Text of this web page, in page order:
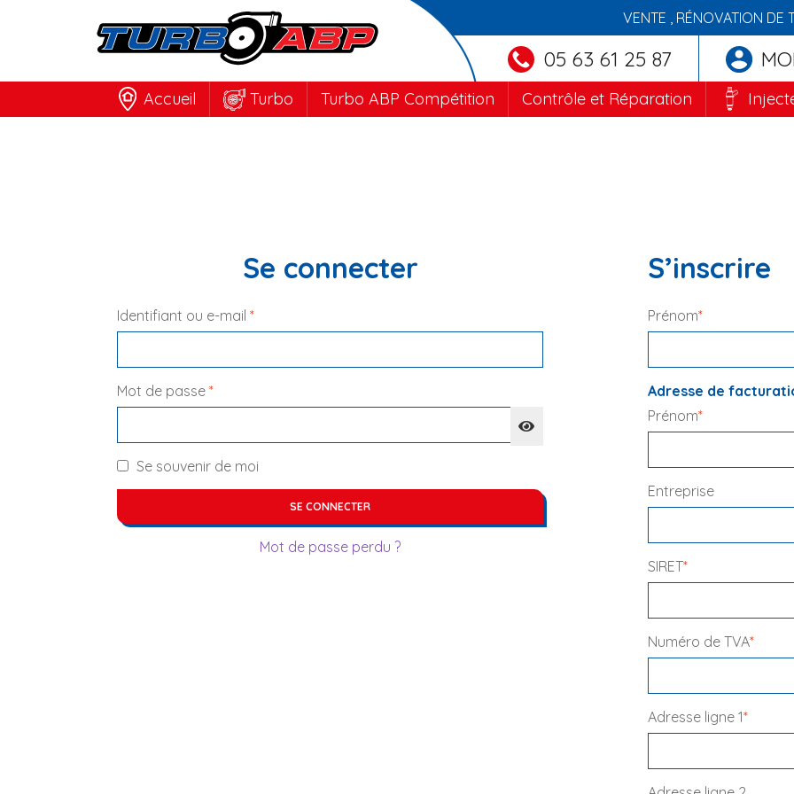
VENTE , RÉNOVATION DE
05 63 61 25 87
Accueil Turbo Turbo ABP Compétition Contrôle et Réparation
Se connecter
Identifiant ou e-mail *
Mot de passe *
Se souvenir de moi
SE CONNECTER
Mot de passe perdu ?
S’inscrire
Prénom*
Adresse de
Prénom*
Entreprise
SIRET*
Numéro de TVA*
Adresse ligne 1*